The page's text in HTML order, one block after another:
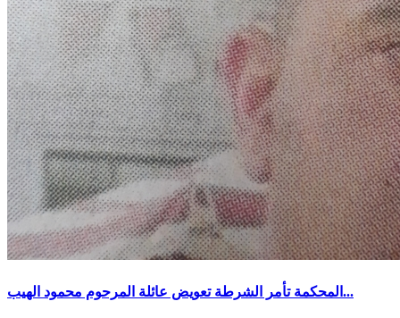
المحكمة تأمر الشرطة تعويض عائلة المرحوم محمود الهيب...